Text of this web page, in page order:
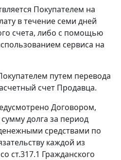
Покупателем на
в течение семи дней
счета, либо с помощью
сервиса на
путем перевода
счет Продавца.
Договором,
долга за период
средствами по
каждой из
ст.317.1 Гражданского